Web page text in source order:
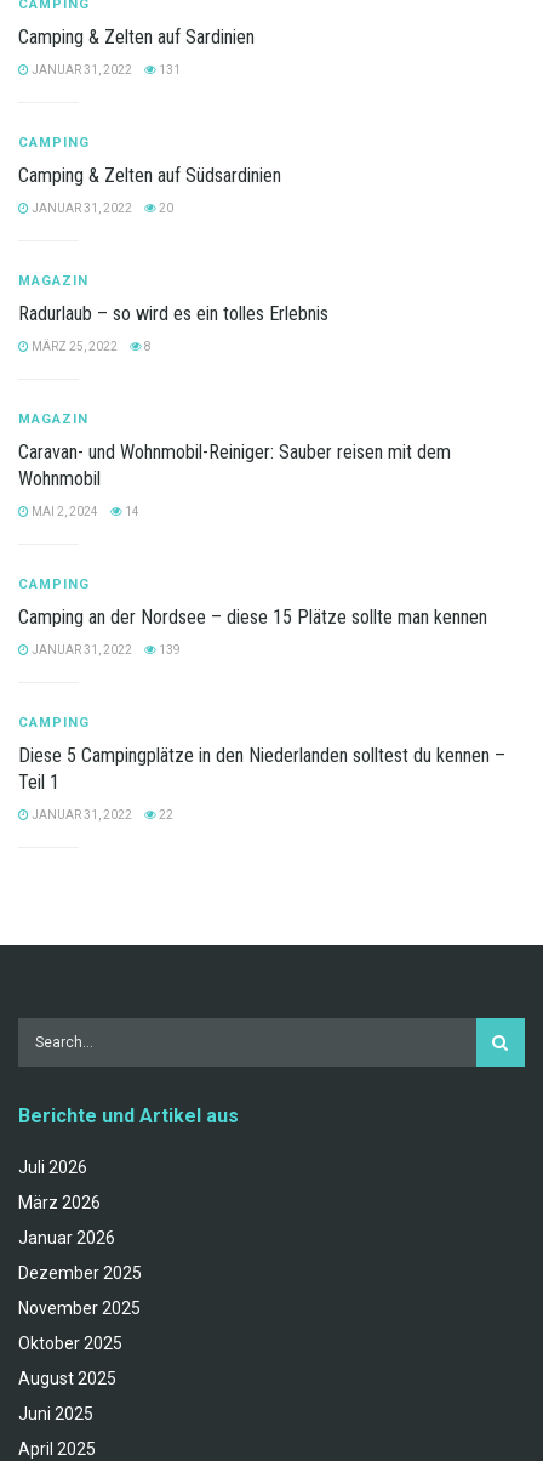
CAMPING
Camping & Zelten auf Sardinien
JANUAR 31, 2022 131
CAMPING
Camping & Zelten auf Südsardinien
JANUAR 31, 2022 20
MAGAZIN
Radurlaub – so wird es ein tolles Erlebnis
MÄRZ 25, 2022 8
MAGAZIN
Caravan- und Wohnmobil-Reiniger: Sauber reisen mit dem
Wohnmobil
MAI 2, 2024 14
CAMPING
Camping an der Nordsee – diese 15 Plätze sollte man kennen
JANUAR 31, 2022 139
CAMPING
Diese 5 Campingplätze in den Niederlanden solltest du kennen –
Teil 1
JANUAR 31, 2022 22
Berichte und Artikel aus
Juli 2026
März 2026
Januar 2026
Dezember 2025
November 2025
Oktober 2025
August 2025
Juni 2025
April 2025